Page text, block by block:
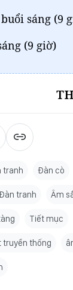
sáng (9
(9 giờ)
tranh Đàn cò
tranh Âm
Tiết mục
truyền thống